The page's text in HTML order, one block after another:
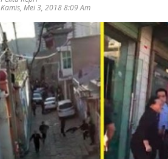
Kamis, Mei 3, 2018 8:09 Am